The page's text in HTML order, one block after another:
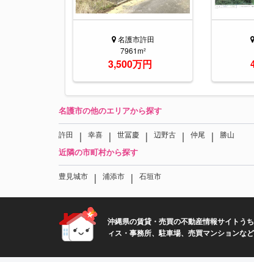
名護市許田
7961m²
3,500万円
名護市の他のエリアから探す
許田 ｜ 幸喜 ｜ 世冨慶 ｜ 辺野古 ｜ 仲尾 ｜ 勝山
近隣の市町村から探す
豊見城市 ｜ 浦添市 ｜ 石垣市
沖縄県の賃貸・売買の不動産情報サイトう
ィス・事務所、駐車場、売買マンションな